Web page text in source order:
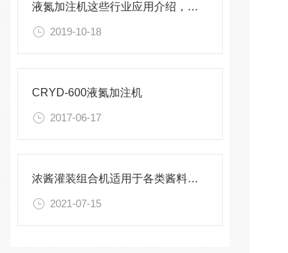
液氮加注机这些行业应用介绍，你都了解吗？
2019-10-18
CRYD-600液氮加注机
2017-06-17
浓酱灌装组合机适用于各类酱料的定量灌装
2021-07-15